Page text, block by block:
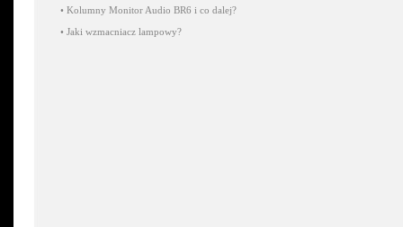
• Kolumny Monitor Audio BR6 i co dalej?
• Jaki wzmacniacz lampowy?